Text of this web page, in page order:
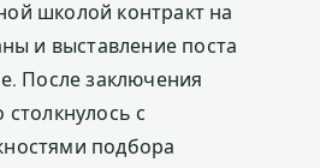
школой контракт на
и выставление поста
После заключения
с
подбора